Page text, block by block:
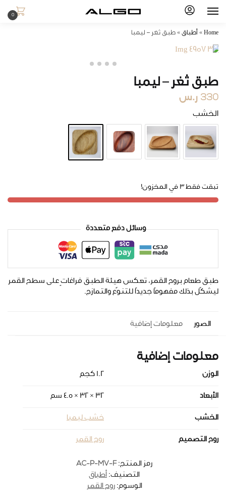
0
Home
» أطباق » طبق ثغر – ليمبا
طبق ثغر – ليمبا
330 ر.س
الخشب
تبقت فقط 3 في المخزون!
وسائل دفع متعددة
طبق طعام بروح القمر، تعكس هيئة الطبق فراغاتٍ على سطح القمر
ليشكّل بذلك مفهومًا جديدًا للتنوّع والتمازج.
الصور معلومات إضافية
معلومات إضافية
الوزن 1.2 كجم
الأبعاد 32 × 32 × 4.5 سم
الخشب خشب ليمبا
روح التصميم روح القمر
رمز المنتج: AC-P-MV-F
التصنيف: أطباق
الوسوم:روح القمر